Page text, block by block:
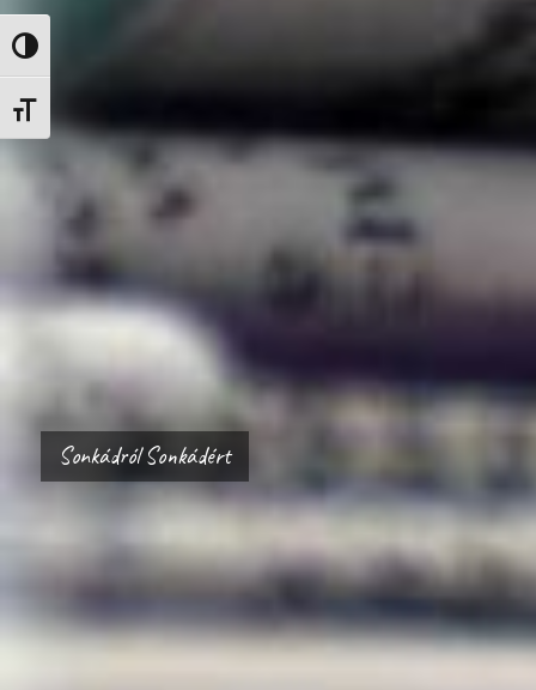
Nagy kontraszt váltása
Betűméret váltása
Sonkádról Sonkádért